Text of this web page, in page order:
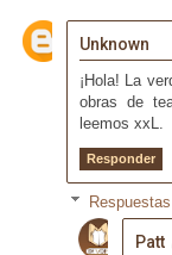
Unknown
¡Hola! La
obras de
leemos xxL.
Responder
Respuestas
Patt